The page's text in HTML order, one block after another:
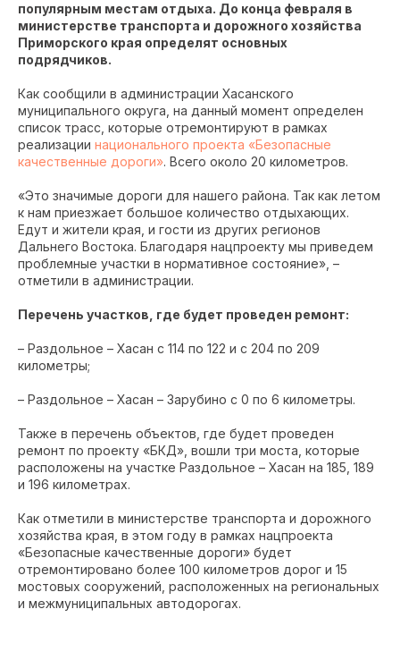
популярным местам отдыха. До конца февраля в
министерстве транспорта и дорожного хозяйства
Приморского края определят основных
подрядчиков.
Как сообщили в администрации Хасанского
муниципального округа, на данный момент определен
список трасс, которые отремонтируют в рамках
реализации национального проекта «Безопасные
качественные дороги». Всего около 20 километров.
«Это значимые дороги для нашего района. Так как летом
к нам приезжает большое количество отдыхающих.
Едут и жители края, и гости из других регионов
Дальнего Востока. Благодаря нацпроекту мы приведем
проблемные участки в нормативное состояние», –
отметили в администрации.
Перечень участков, где будет проведен ремонт:
– Раздольное – Хасан с 114 по 122 и с 204 по 209
километры;
– Раздольное – Хасан – Зарубино с 0 по 6 километры.
Также в перечень объектов, где будет проведен
ремонт по проекту «БКД», вошли три моста, которые
расположены на участке Раздольное – Хасан на 185, 189
и 196 километрах.
Как отметили в министерстве транспорта и дорожного
хозяйства края, в этом году в рамках нацпроекта
«Безопасные качественные дороги» будет
отремонтировано более 100 километров дорог и 15
мостовых сооружений, расположенных на региональных
и межмуниципальных автодорогах.